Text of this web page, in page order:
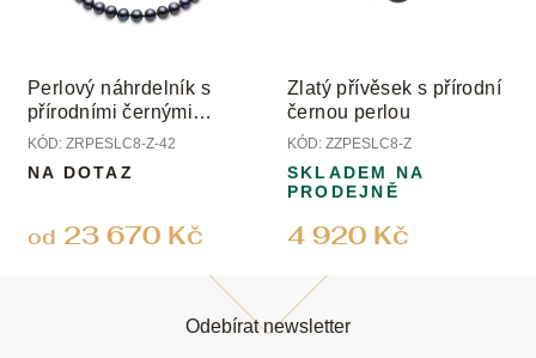
Perlový náhrdelník s
přírodními černými
perlami, uzávěr žluté
KÓD: ZRPESLC8-Z-42
od 23 670 Kč
NA DOTAZ
Zlatý přívěsek s přírodní
černou perlou
KÓD: ZZPESLC8-Z
4 920 Kč
SKLADEM NA
PRODEJNĚ
Odebírat newsletter